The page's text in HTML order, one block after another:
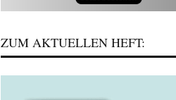
ZUM AKTUELLEN HEFT: